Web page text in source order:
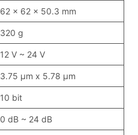
62 x 62 x 50.3 mm
320 g
12 V ~ 24 V
3.75 μm x 5.78 μm
10 bit
0 dB ~ 24 dB